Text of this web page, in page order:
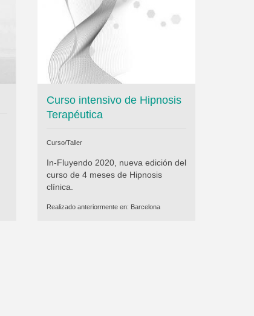
Curso intensivo de Hipnosis
Terapéutica
Curso/Taller
In-Fluyendo 2020, nueva edición del
curso de 4 meses de Hipnosis
clínica.
Realizado anteriormente en: Barcelona